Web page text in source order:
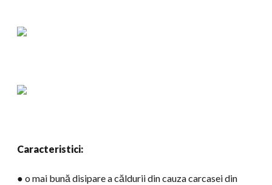
Caracteristici:
● o mai bună disipare a căldurii din cauza carcasei din